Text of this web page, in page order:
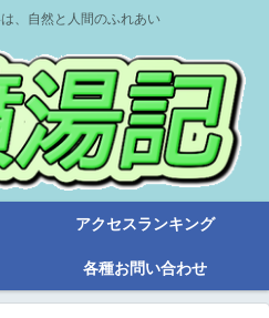
、自然と人間のふれあい
アクセスランキング
各種お問い合わせ